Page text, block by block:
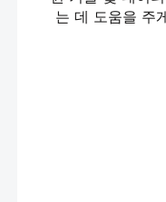
는 데 도움을 주